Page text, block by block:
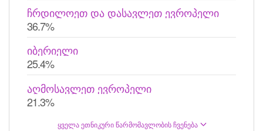
ჩრდილოეთ და დასავლეთ ევროპელი
36.7%
იბერიელი
25.4%
აღმოსავლეთ ევროპელი
21.3%
ყველა ეთნიკური წარმომავლობის ჩვენება